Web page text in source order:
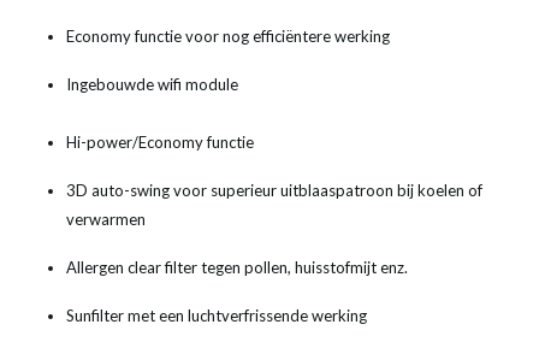
Economy functie voor nog efficiëntere werking
Ingebouwde wifi module
Hi-power/Economy functie
3D auto-swing voor superieur uitblaaspatroon bij koelen of
verwarmen
Allergen clear filter tegen pollen, huisstofmijt enz.
Sunfilter met een luchtverfrissende werking